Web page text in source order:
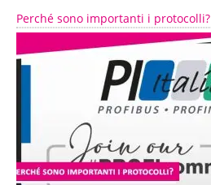
Perché sono importanti i protocolli?